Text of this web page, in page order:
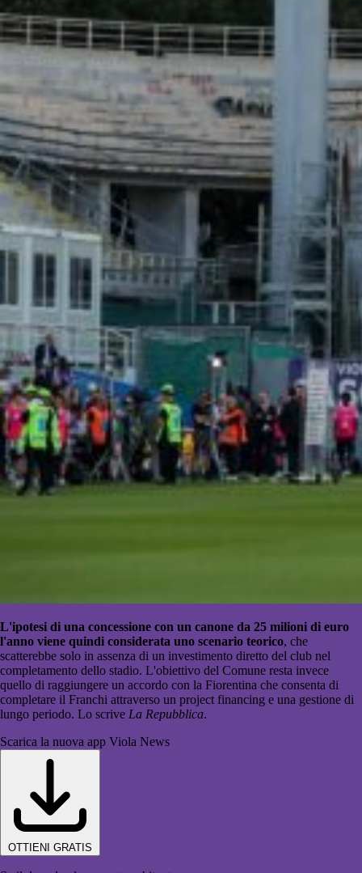
L'ipotesi di una concessione con un canone da 25 milioni di euro
l'anno viene quindi considerata uno scenario teorico, che
scatterebbe solo in assenza di un investimento diretto del club nel
completamento dello stadio. L'obiettivo del Comune resta invece
quello di raggiungere un accordo con la Fiorentina che consenta di
completare il Franchi attraverso un project financing e una gestione di
lungo periodo. Lo scrive La Repubblica.
Scarica la nuova app Viola News
OTTIENI GRATIS